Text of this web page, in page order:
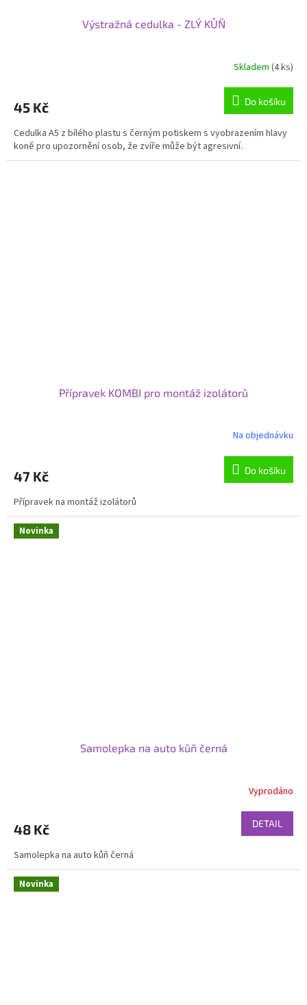
Výstražná cedulka - ZLÝ KŮŇ
Skladem (4 ks)
45 Kč Do košíku
Cedulka A5 z bílého plastu s černým potiskem s vyobrazením hlavy
koně pro upozornění osob, že zvíře může být agresivní.
Přípravek KOMBI pro montáž izolátorů
Na objednávku
47 Kč Do košíku
Přípravek na montáž izolátorů
Novinka
Samolepka na auto kůň černá
Vyprodáno
48 Kč DETAIL
Samolepka na auto kůň černá
Novinka